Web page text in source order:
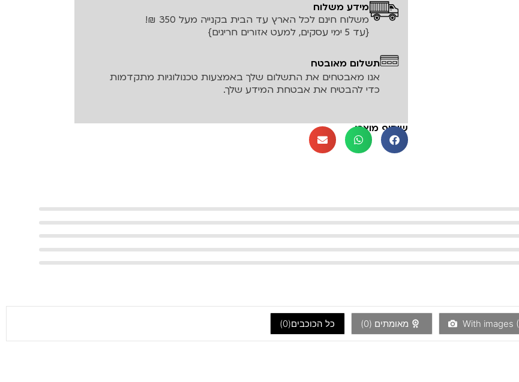
מידע משלוח
משלוח חינם לכל הארץ עד הבית בקנייה מעל 350 ₪!
{עד 5 ימי עסקים, למעט אזורים חריגים}
תשלום מאובטח
אנו מאבטחים את התשלום שלך באמצעות טכנולוגיות מתקדמות
כדי להבטיח את אבטחת המידע שלך.
שיתוף מוצר:
With images ( מאומתים (0
) כל הכוכבים(0
)